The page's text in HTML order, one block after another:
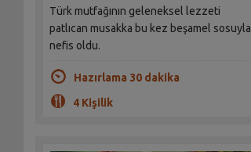
Türk mutfağının geleneksel lezzeti
patlıcan musakka bu kez beşamel sosuyla
nefis oldu.
Hazırlama 30 dakika
4 Kişilik